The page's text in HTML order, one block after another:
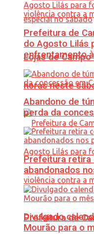
Lojas de
horas neste
Prefeitura de
Prefeitura de
do Agosto Lilás
enfrentamento
Abandono de
perda da
Prefeitura retira
abandonados
Divulgado
Mourão para o